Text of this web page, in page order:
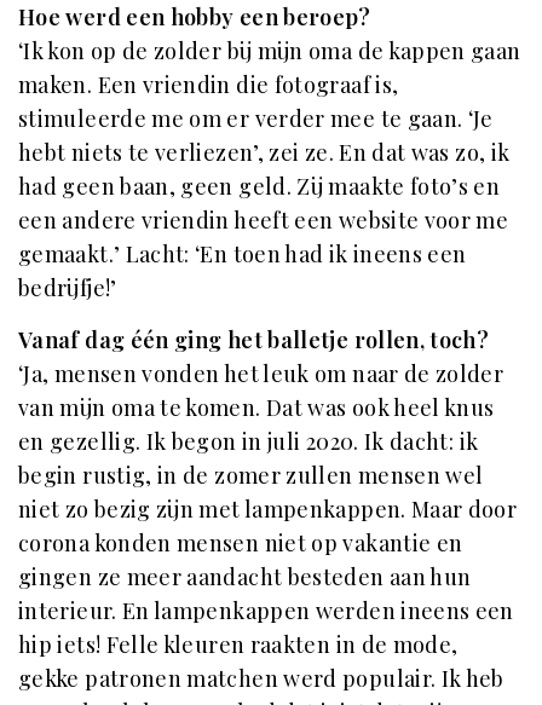
Hoe werd een hobby een beroep?
‘Ik kon op de zolder bij mijn oma de kappen gaan
maken. Een vriendin die fotograaf is,
stimuleerde me om er verder mee te gaan. ‘Je
hebt niets te verliezen’, zei ze. En dat was zo, ik
had geen baan, geen geld. Zij maakte foto’s en
een andere vriendin heeft een website voor me
gemaakt.’ Lacht: ‘En toen had ik ineens een
bedrijfje!’
Vanaf dag één ging het balletje rollen, toch?
‘Ja, mensen vonden het leuk om naar de zolder
van mijn oma te komen. Dat was ook heel knus
en gezellig. Ik begon in juli 2020. Ik dacht: ik
begin rustig, in de zomer zullen mensen wel
niet zo bezig zijn met lampenkappen. Maar door
corona konden mensen niet op vakantie en
gingen ze meer aandacht besteden aan hun
interieur. En lampenkappen werden ineens een
hip iets! Felle kleuren raakten in de mode,
gekke patronen matchen werd populair. Ik heb